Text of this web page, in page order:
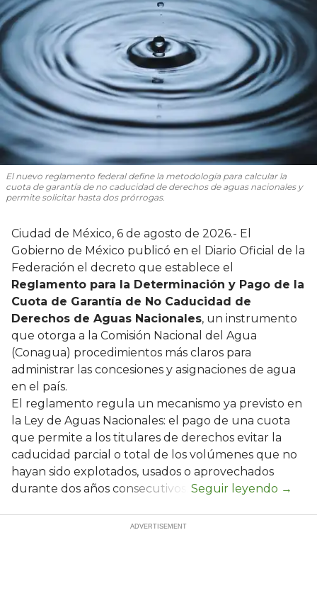
El nuevo reglamento federal define la metodología para calcular la
cuota de garantía de no caducidad de derechos de aguas nacionales y
permite solicitar hasta dos prórrogas.
Ciudad de México, 6 de agosto de 2026.- El
Gobierno de México publicó en el Diario Oficial de la
Federación el decreto que establece el
Reglamento para la Determinación y Pago de la
Cuota de Garantía de No Caducidad de
Derechos de Aguas Nacionales, un instrumento
que otorga a la Comisión Nacional del Agua
(Conagua) procedimientos más claros para
administrar las concesiones y asignaciones de agua
en el país.
El reglamento regula un mecanismo ya previsto en
la Ley de Aguas Nacionales: el pago de una cuota
que permite a los titulares de derechos evitar la
caducidad parcial o total de los volúmenes que no
hayan sido explotados, usados o aprovechados
durante dos años consecutivos.